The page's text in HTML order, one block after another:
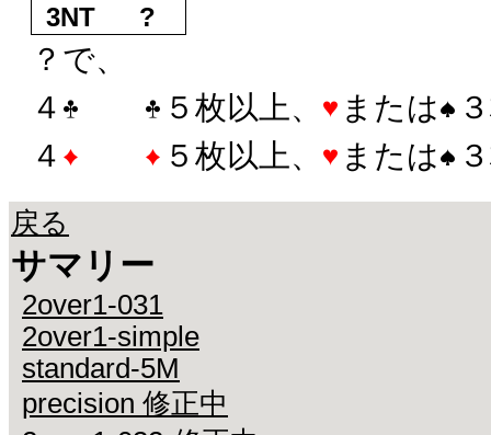
3NT
?
？で、
４
５枚以上、 または
４
５枚以上、 または
戻る
サマリー
2over1-031
2over1-simple
standard-5M
precision 修正中